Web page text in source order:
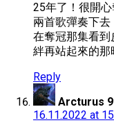
25年了！很開
兩首歌彈奏下
在奪冠那集看
絆再站起來的那
Reply
Arcturus
16.11.2022 at